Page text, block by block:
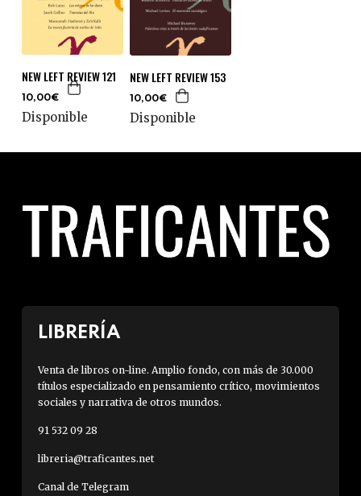
NEW LEFT REVIEW 121
10,00€
Disponible
NEW LEFT REVIEW 153
10,00€
Disponible
LIBRERÍA
Venta de libros on-line. Amplio fondo, con más de 30.000
títulos especializado en pensamiento crítico, movimientos
sociales y narrativa de otros mundos.
91 532 09 28
libreria@traficantes.net
Canal de Telegram